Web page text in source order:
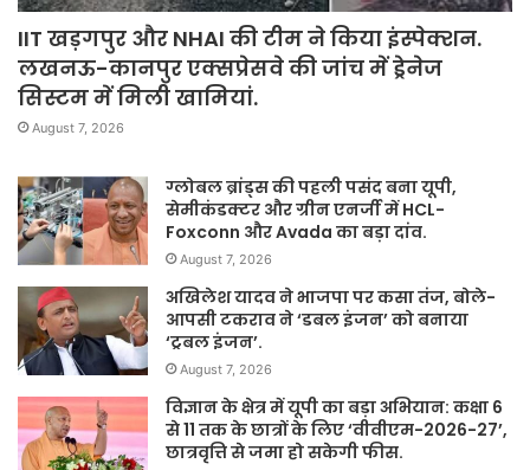
IIT खड़गपुर और NHAI की टीम ने किया इंस्पेक्शन.
लखनऊ-कानपुर एक्सप्रेसवे की जांच में ड्रेनेज
सिस्टम में मिली खामियां.
August 7, 2026
ग्लोबल ब्रांड्स की पहली पसंद बना यूपी,
सेमीकंडक्टर और ग्रीन एनर्जी में HCL-
Foxconn और Avada का बड़ा दांव.
August 7, 2026
अखिलेश यादव ने भाजपा पर कसा तंज, बोले-
आपसी टकराव ने ‘डबल इंजन’ को बनाया
‘ट्रबल इंजन’.
August 7, 2026
विज्ञान के क्षेत्र में यूपी का बड़ा अभियान: कक्षा 6
से 11 तक के छात्रों के लिए ‘वीवीएम-2026-27’,
छात्रवृत्ति से जमा हो सकेगी फीस.